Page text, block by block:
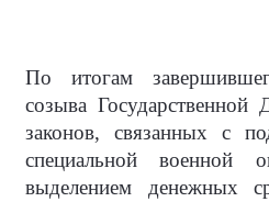
По итогам
созыва
законов, связанных с
специальной военной
выделением денежных